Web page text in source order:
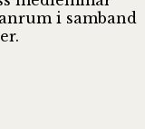
i samband